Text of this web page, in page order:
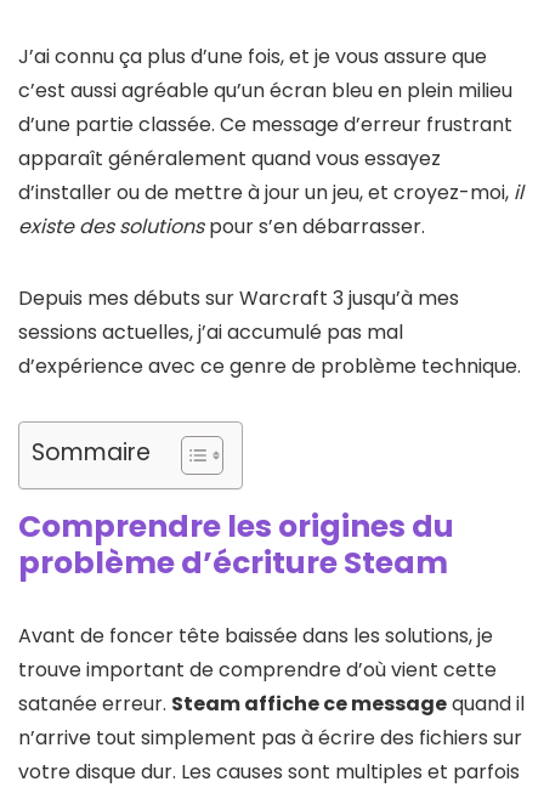
J’ai connu ça plus d’une fois, et je vous assure que
c’est aussi agréable qu’un écran bleu en plein milieu
d’une partie classée. Ce message d’erreur frustrant
apparaît généralement quand vous essayez
d’installer ou de mettre à jour un jeu, et croyez-moi, il
existe des solutionspour s’en débarrasser.
Depuis mes débuts sur Warcraft 3 jusqu’à mes
sessions actuelles, j’ai accumulé pas mal
d’expérience avec ce genre de problème technique.
Sommaire
Comprendre les origines du
problème d’écriture Steam
Avant de foncer tête baissée dans les solutions, je
trouve important de comprendre d’où vient cette
satanée erreur. Steam affiche ce messagequand il
n’arrive tout simplement pas à écrire des fichiers sur
votre disque dur. Les causes sont multiples et parfois